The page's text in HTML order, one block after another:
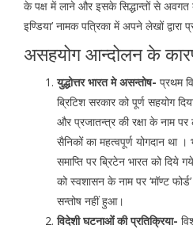
के पक्ष में लाने और इसके सिद्धान्तों से अवगत
इण्डिया’ नामक पत्रिका में अपने लेखों द्वारा
असहयोग आन्दोलन के
युद्धोत्तर भारत मे असन्तोष- प्रथम
ब्रिटिश सरकार को पूर्ण सहयोग
और प्रजातन्त्र की रक्षा के नाम
सैनिकों का महत्वपूर्ण योगदान था ।
समाप्ति पर ब्रिटेन भारत को दिये
को स्वशासन के नाम पर ‘मॉण्ट
सन्तोष नहीं हुआ।
विदेशी घटनाओंं की प्रतिक्रिया-